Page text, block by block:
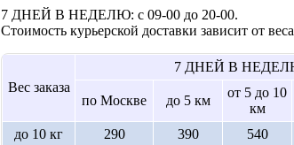
7 ДНЕЙ В НЕДЕЛЮ: с 09-00 до 20-00.
Стоимость курьерской доставки зависит от
Вес заказа
7 ДНЕЙ В
по Москве до 5 км
от 5 до 10
км
до 10 кг
290 390 540